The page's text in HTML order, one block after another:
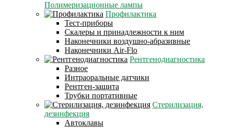
Полимеризационные лампы
Профилактика
Тест-приборы
Скалеры и принадлежности к ним
Наконечники воздушно-абразивные
Наконечники Air-Flo
Рентгенодиагностика
Разное
Интраоральные датчики
Рентген-защита
Трубки портативные
Стерилизация,
дезинфекция
Автоклавы